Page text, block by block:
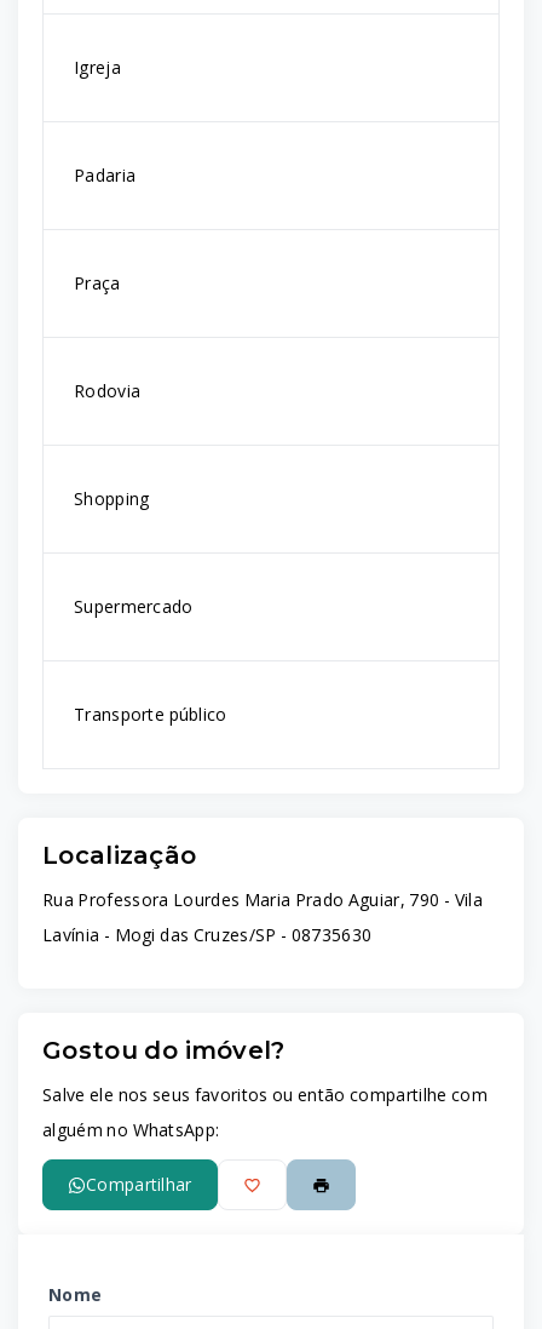
Igreja
Padaria
Praça
Rodovia
Shopping
Supermercado
Transporte público
Localização
Rua Professora Lourdes Maria Prado Aguiar, 790 - Vila
Lavínia - Mogi das Cruzes/SP - 08735630
Gostou do imóvel?
Salve ele nos seus favoritos ou então compartilhe com
alguém no WhatsApp:
Compartilhar
Nome